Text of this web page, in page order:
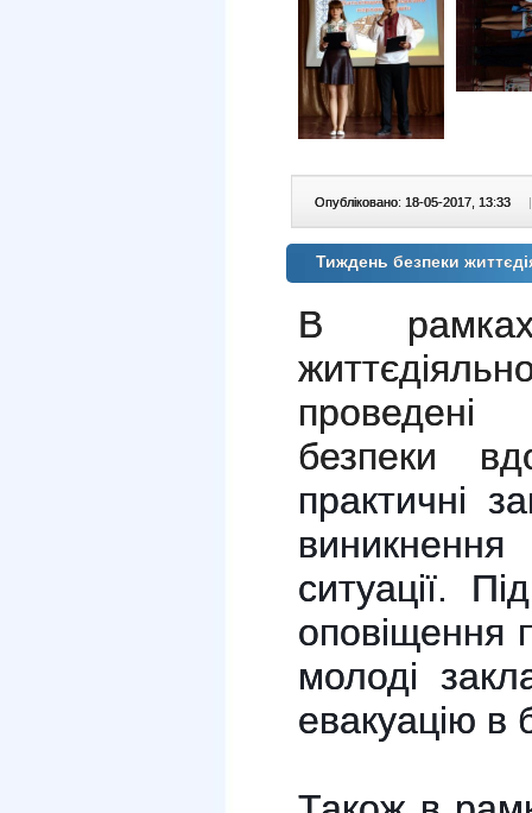
Опубліковано: 18-05-2017, 13:33 |
Тиждень безпеки
В
безпеки
практичні
ситуації.
оповіщення
молоді
евакуацію в